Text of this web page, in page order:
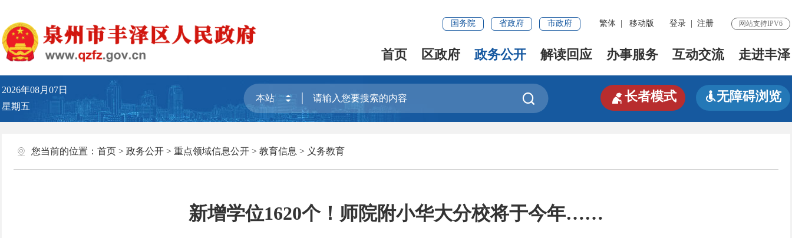
国务院 省政府 市政府 繁体 移动版 登录 注册 网站支持IPV6
首页 区政府 政务公开 解读回应 办事服务 互动交流 走进丰泽
2026年08月07日
星期五
 长者模式 无障碍浏览
您当前的位置： 首页> 政务公开> 重点领域信息公开> 教育信息 > 义务教育
新增学位1620个！师院附小华大分校将于今年……